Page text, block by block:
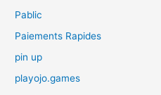
Pablic
Paiements Rapides
pin up
playojo.games